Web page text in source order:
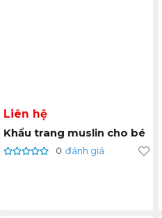
Liên hệ
Khẩu trang muslin cho bé
0 đánh giá